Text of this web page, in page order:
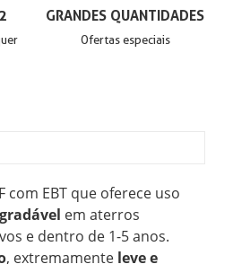
GRANDES QUANTIDADES
Ofertas especiais
com EBT que oferece uso
em aterros
e dentro de 1-5 anos.
, extremamente leve e